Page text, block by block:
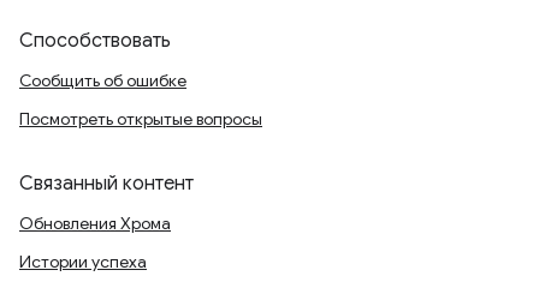
Способствовать
Сообщить об ошибке
Посмотреть открытые вопросы
Связанный контент
Обновления Хрома
Истории успеха